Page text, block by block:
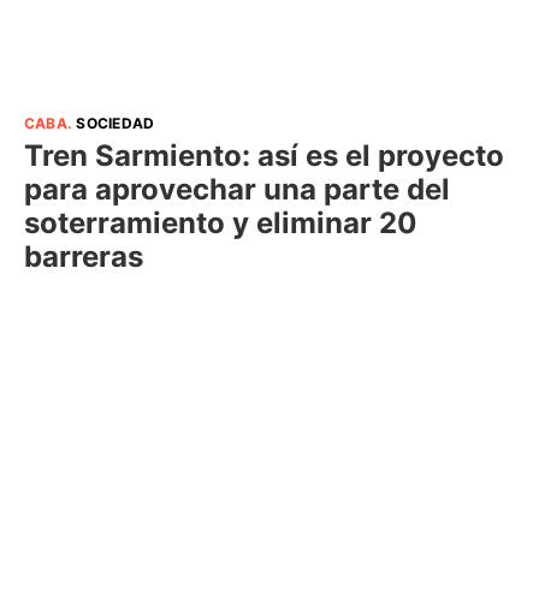
CABA.SOCIEDAD
Tren Sarmiento: así es el proyecto
para aprovechar una parte del
soterramiento y eliminar 20
barreras